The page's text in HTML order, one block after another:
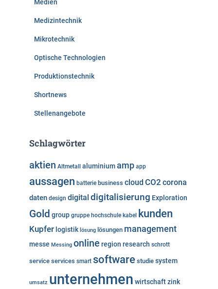
Medien
Medizintechnik
Mikrotechnik
Optische Technologien
Produktionstechnik
Shortnews
Stellenangebote
Schlagwörter
aktien Altmetall aluminiumamp app
aussagen batterie business cloud CO2 corona
daten design digital digitalisierung Exploration
Gold group gruppe hochschule kabel kunden
Kupfer logistik lösung lösungen management
messe Messing online region research schrott
service services smart software studie system
umsatz unternehmen wirtschaftzink